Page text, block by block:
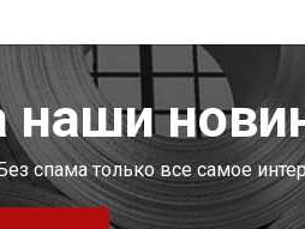
наши
спама только все самое